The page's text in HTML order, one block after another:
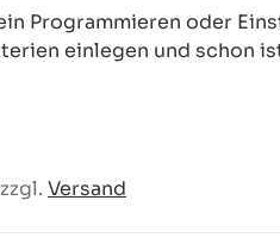
Programmieren oder
einlegen und schon
Versand